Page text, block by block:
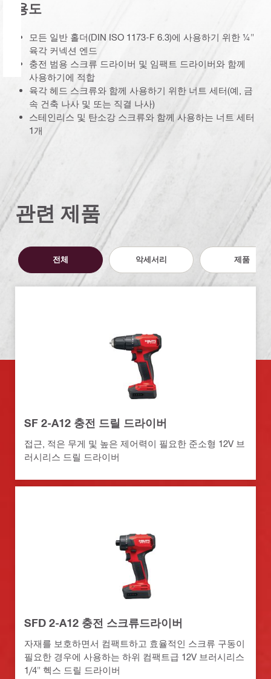
용도
모든 일반 홀더(DIN ISO 1173-F 6.3)에 사용하기 위한 ¼"
육각 커넥션 엔드
충전 범용 스크류 드라이버 및 임팩트 드라이버와 함께
사용하기에 적합
육각 헤드 스크류와 함께 사용하기 위한 너트 세터(예, 금
속 건축 나사 및 또는 직결 나사)
스테인리스 및 탄소강 스크류와 함께 사용하는 너트 세터
1개
관련 제품
전체 악세서리 제품
SF 2-A12 충전 드릴 드라이버
접근, 적은 무게 및 높은 제어력이 필요한 준소형 12V 브
러시리스 드릴 드라이버
SFD 2-A12 충전 스크류드라이버
자재를 보호하면서 컴팩트하고 효율적인 스크류 구동이
필요한 경우에 사용하는 하위 컴팩트급 12V 브러시리스
1/4" 헥스 드릴 드라이버